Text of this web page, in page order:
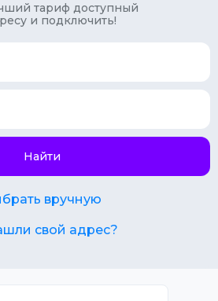
тариф доступный
и подключить!
Найти
вручную
свой адрес?